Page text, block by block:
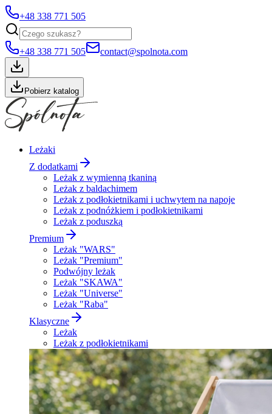
+48 338 771 505
+48 338 771 505 contact@spolnota.com
Pobierz katalog
Leżaki
Z dodatkami
Leżak z wymienną tkaniną
Leżak z baldachimem
Leżak z podłokietnikami i uchwytem na napoje
Leżak z podnóżkiem i podłokietnikami
Leżak z poduszką
Premium
Leżak "WARS"
Leżak "Premium"
Podwójny leżak
Leżak "SKAWA"
Leżak "Universe"
Leżak "Raba"
Klasyczne
Leżak
Leżak z podłokietnikami